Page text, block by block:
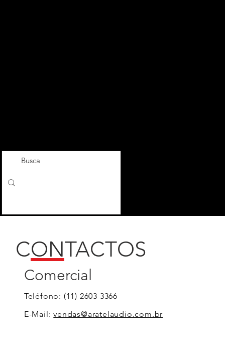
Comercial
Teléfono: (11) 2603 3366
E-Mail:vendas@aratelaudio.com.br
CONTACTOS